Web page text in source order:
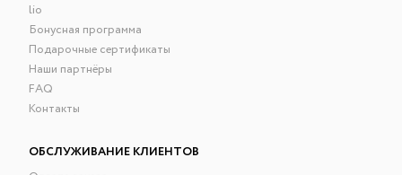
lio
Бонусная программа
Подарочные сертификаты
Наши партнёры
FAQ
Контакты
ОБСЛУЖИВАНИЕ КЛИЕНТОВ